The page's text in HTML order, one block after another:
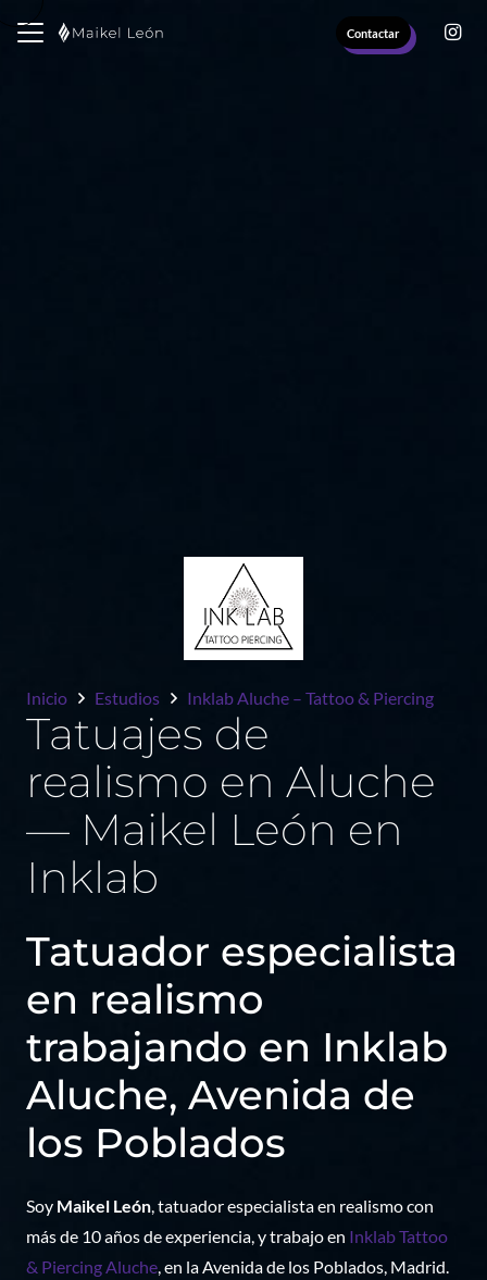
Contactar
Inicio Estudios Inklab Aluche – Tattoo & Piercing
Tatuajes de
realismo en Aluche
— Maikel León en
Inklab
Tatuador especialista
en realismo
trabajando en Inklab
Aluche, Avenida de
los Poblados
Soy Maikel León, tatuador especialista en realismo con
más de 10 años de experiencia, y trabajo en Inklab Tattoo
& Piercing Aluche, en la Avenida de los Poblados, Madrid.